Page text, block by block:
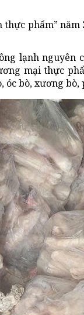
phẩm”
lạnh
mại thực
óc bò, xương